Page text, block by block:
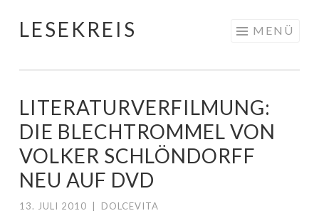
Springe
LESEKREIS MENÜ
LITERATURVERFILMUNG:
DIE BLECHTROMMEL VON
VOLKER SCHLÖNDORFF
NEU AUF DVD
13. JULI 2010 DOLCEVITA